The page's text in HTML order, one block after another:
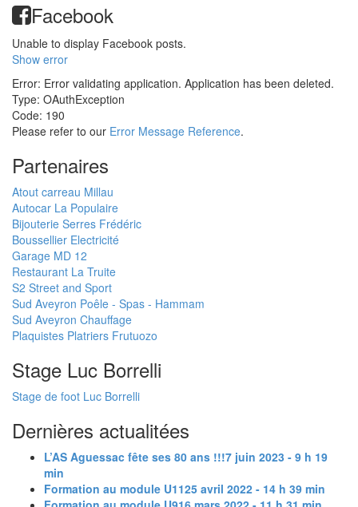
Facebook
Unable to display Facebook posts.
Show error
Error: Error validating application. Application has been deleted.
Type: OAuthException
Code: 190
Please refer to our Error Message Reference.
Partenaires
Atout carreau Millau
Autocar La Populaire
Bijouterie Serres Frédéric
Boussellier Electricité
Garage MD 12
Restaurant La Truite
S2 Street and Sport
Sud Aveyron Poêle - Spas - Hammam
Sud Aveyron Chauffage
Plaquistes Platriers Frutuozo
Stage Luc Borrelli
Stage de foot Luc Borrelli
Dernières actualitées
L’AS Aguessac fête ses 80 ans !!!7 juin 2023 - 9 h 19
min
Formation au module U1125 avril 2022 - 14 h 39 min